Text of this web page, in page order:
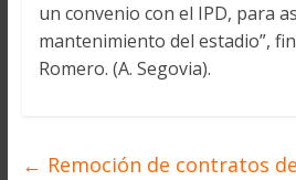
un convenio con el IPD, para
mantenimiento del estadio”,
Romero. (A. Segovia).
← Remoción de contratos